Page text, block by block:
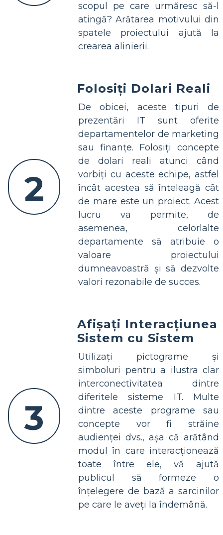
scopul pe care urmăresc să-l
atingă? Arătarea motivului din
spatele proiectului ajută la
crearea alinierii.
2
Folosiți Dolari Reali
De obicei, aceste tipuri de
prezentări IT sunt oferite
departamentelor de marketing
sau finanțe. Folosiți concepte
de dolari reali atunci când
vorbiți cu aceste echipe, astfel
încât acestea să înțeleagă cât
de mare este un proiect. Acest
lucru va permite, de
asemenea, celorlalte
departamente să atribuie o
valoare proiectului
dumneavoastră și să dezvolte
valori rezonabile de succes.
3
Afișați Interacțiunea
Sistem cu Sistem
Utilizați pictograme și
simboluri pentru a ilustra clar
interconectivitatea dintre
diferitele sisteme IT. Multe
dintre aceste programe sau
concepte vor fi străine
audienței dvs., așa că arătând
modul în care interacționează
toate între ele, vă ajută
publicul să formeze o
înțelegere de bază a sarcinilor
pe care le aveți la îndemână.